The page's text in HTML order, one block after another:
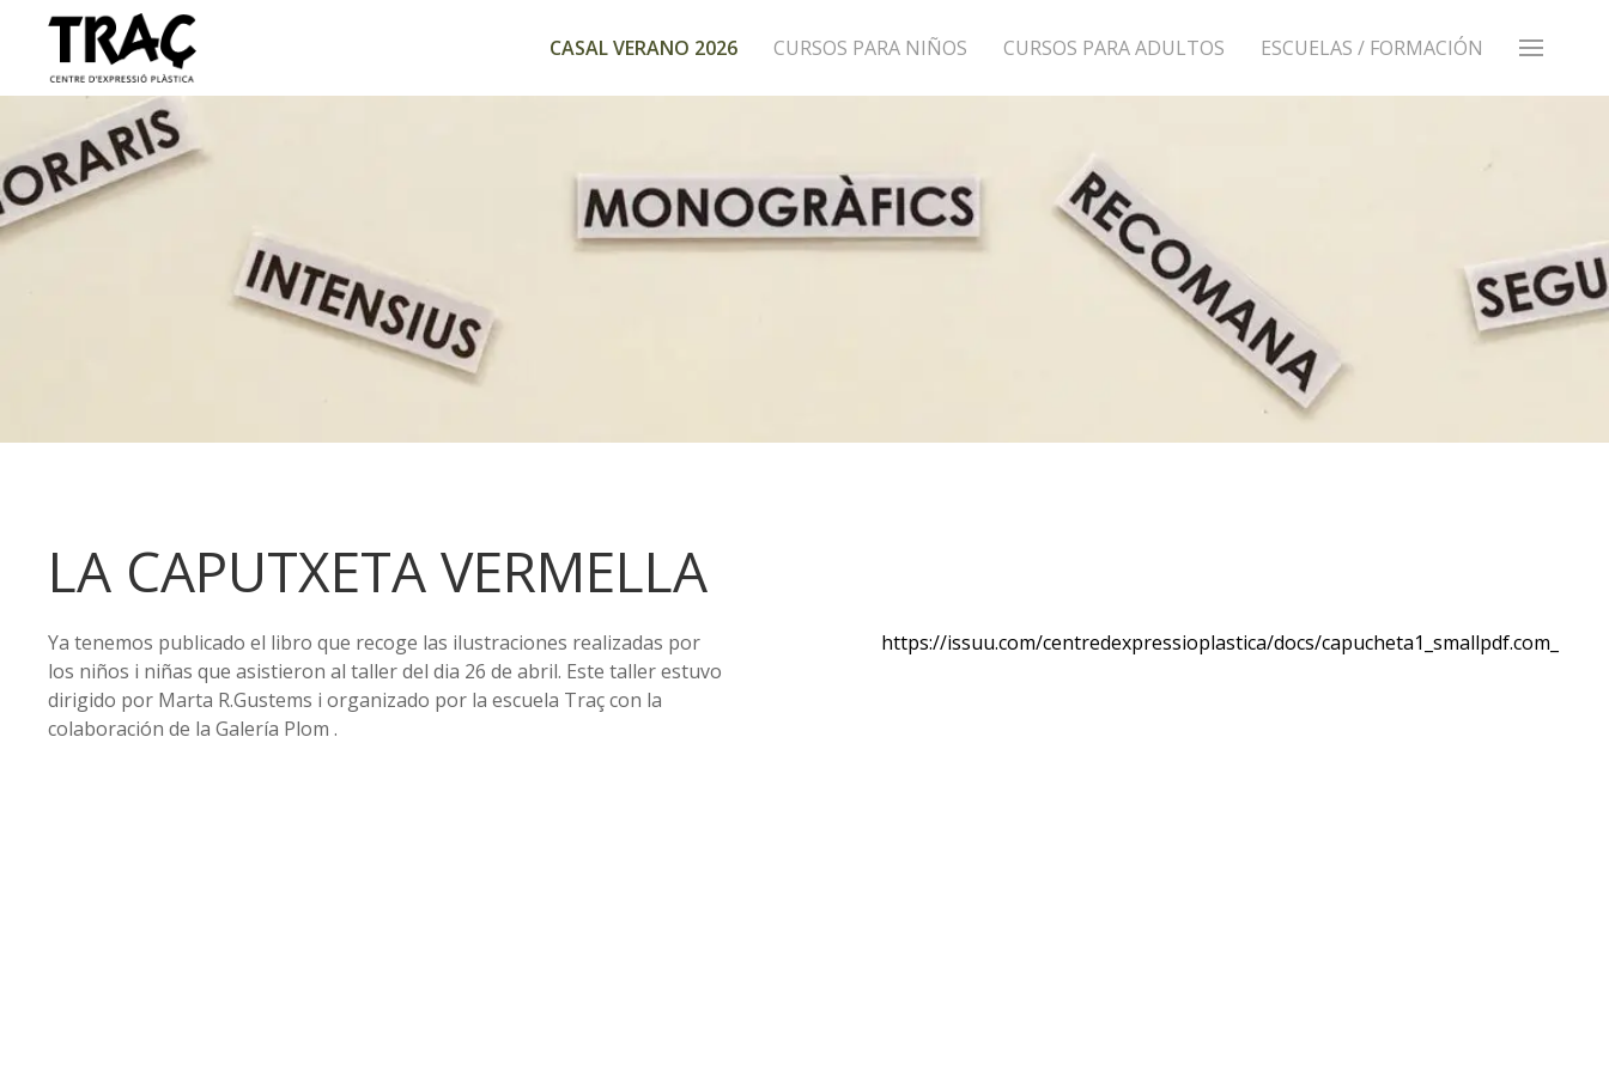
CASAL VERANO 2026 CURSOS PARA NIÑOS CURSOS PARA ADULTOS ESCUELAS / FORMACIÓN
LA CAPUTXETA VERMELLA
Ya tenemos publicado el libro que recoge las ilustraciones realizadas por
los niños i niñas que asistieron al taller del dia 26 de abril. Este taller estuvo
dirigido por Marta R.Gustems i organizado por la escuela Traç con la
colaboración de la Galería Plom .
https://issuu.com/centredexpressioplastica/docs/capucheta1_smallpdf.com_